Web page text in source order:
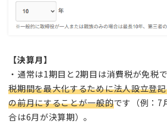
【決算月】
・通常は1期目と2期目は消費税が免税で
税期間を最大化するために法人設立登
の前月にすることが一般的です（例：7
合は6月が決算期）。